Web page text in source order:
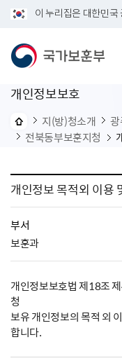
이 누리집은 대한민국
개인정보보호
지(방)청소개
전북동부보훈지청
개인정보 목적외 이용
부서
보훈과
개인정보보호법 제18조
청
보유 개인정보의 목적 외
합니다.